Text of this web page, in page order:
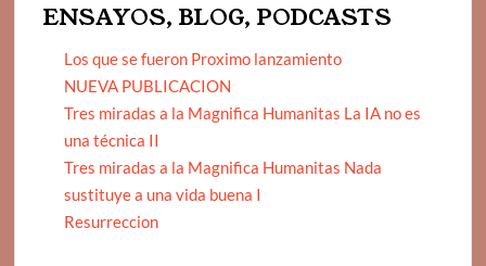
ENSAYOS, BLOG, PODCASTS
Los que se fueron Proximo lanzamiento
NUEVA PUBLICACION
Tres miradas a la Magnifica Humanitas La IA no es
una técnica II
Tres miradas a la Magnifica Humanitas Nada
sustituye a una vida buena I
Resurreccion